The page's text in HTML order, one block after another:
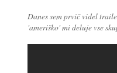
Danes sem prvič videl
'ameriško' mi deluje vse